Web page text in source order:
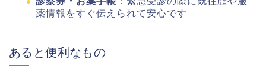
薬情報をすぐ伝えられて安心です
あると便利なもの